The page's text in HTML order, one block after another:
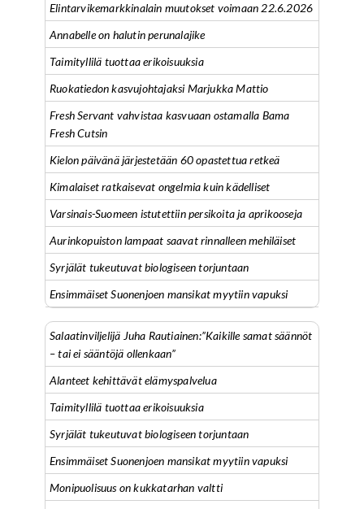
Elintarvikemarkkinalain muutokset voimaan 22.6.2026
Annabelle on halutin perunalajike
Taimityllilä tuottaa erikoisuuksia
Ruokatiedon kasvujohtajaksi Marjukka Mattio
Fresh Servant vahvistaa kasvuaan ostamalla Bama
Fresh Cutsin
Kielon päivänä järjestetään 60 opastettua retkeä
Kimalaiset ratkaisevat ongelmia kuin kädelliset
Varsinais-Suomeen istutettiin persikoita ja aprikooseja
Aurinkopuiston lampaat saavat rinnalleen mehiläiset
Syrjälät tukeutuvat biologiseen torjuntaan
Ensimmäiset Suonenjoen mansikat myytiin vapuksi
Salaatinviljelijä Juha Rautiainen:”Kaikille samat säännöt
– tai ei sääntöjä ollenkaan”
Alanteet kehittävät elämyspalvelua
Taimityllilä tuottaa erikoisuuksia
Syrjälät tukeutuvat biologiseen torjuntaan
Ensimmäiset Suonenjoen mansikat myytiin vapuksi
Monipuolisuus on kukkatarhan valtti